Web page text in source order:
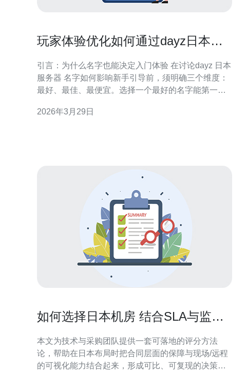
玩家体验优化如何通过dayz日本服
引言：为什么名字也能决定入门体验 在讨论dayz 日本
服务器 名字如何影响新手引导前，须明确三个维度：
最好、最佳、最便宜。选择一个最好的名字能第一时
转化，而寻找最便宜的实现方式则能降低运营成本。
2026年3月29日
如何选择日本机房 结合SLA与监控
本文为技术与采购团队提供一套可落地的评分方法
论，帮助在日本布局时把合同层面的保障与现场/远程
的可视化能力结合起来，形成可比、可复现的决策依